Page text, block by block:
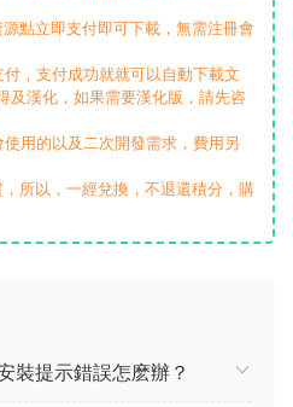
點立即支付即可下載，無需注冊會
，支付成功就就可以自動下載文
及漢化，如果需要漢化版，請先咨
用的以及二次開發需求，費用另
所以，一經兌換，不退還積分，購
裝提示錯誤怎麽辦？